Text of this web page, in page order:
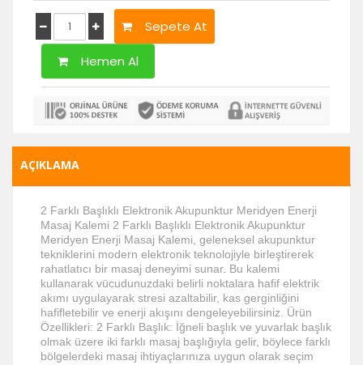
Sepete At
Hemen Al
AÇIKLAMA
2 Farklı Başlıklı Elektronik Akupunktur Meridyen Enerji
Masaj Kalemi 2 Farklı Başlıklı Elektronik Akupunktur
Meridyen Enerji Masaj Kalemi, geleneksel akupunktur
tekniklerini modern elektronik teknolojiyle birleştirerek
rahatlatıcı bir masaj deneyimi sunar. Bu kalemi
kullanarak vücudunuzdaki belirli noktalara hafif elektrik
akımı uygulayarak stresi azaltabilir, kas gerginliğini
hafifletebilir ve enerji akışını dengeleyebilirsiniz. Ürün
Özellikleri: 2 Farklı Başlık: İğneli başlık ve yuvarlak başlık
olmak üzere iki farklı masaj başlığıyla gelir, böylece farklı
bölgelerdeki masaj ihtiyaçlarınıza uygun olarak seçim